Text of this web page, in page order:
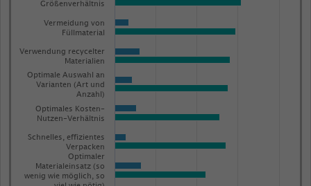
The
has
axis
displaying
categories.
Größenverhältnis
Vermeidung von
Füllmaterial
Verwendung recycelter
Materialien
Optimale Auswahl an
Varianten (Art und
Anzahl)
Optimales Kosten-
Nutzen-Verhältnis
Schnelles, effizientes
Verpacken
Optimaler
Materialeinsatz (so
wenig wie möglich, so